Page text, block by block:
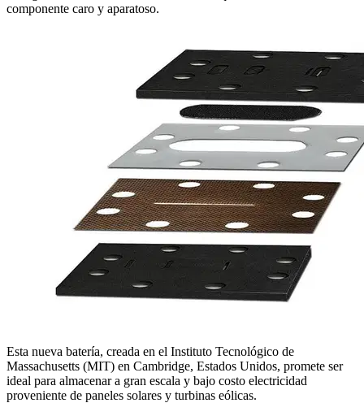
componente caro y aparatoso.
Esta nueva batería, creada en el Instituto Tecnológico de
Massachusetts (MIT) en Cambridge, Estados Unidos, promete ser
ideal para almacenar a gran escala y bajo costo electricidad
proveniente de paneles solares y turbinas eólicas.